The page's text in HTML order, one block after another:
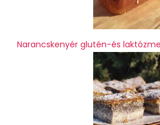
Narancskenyér glutén-és